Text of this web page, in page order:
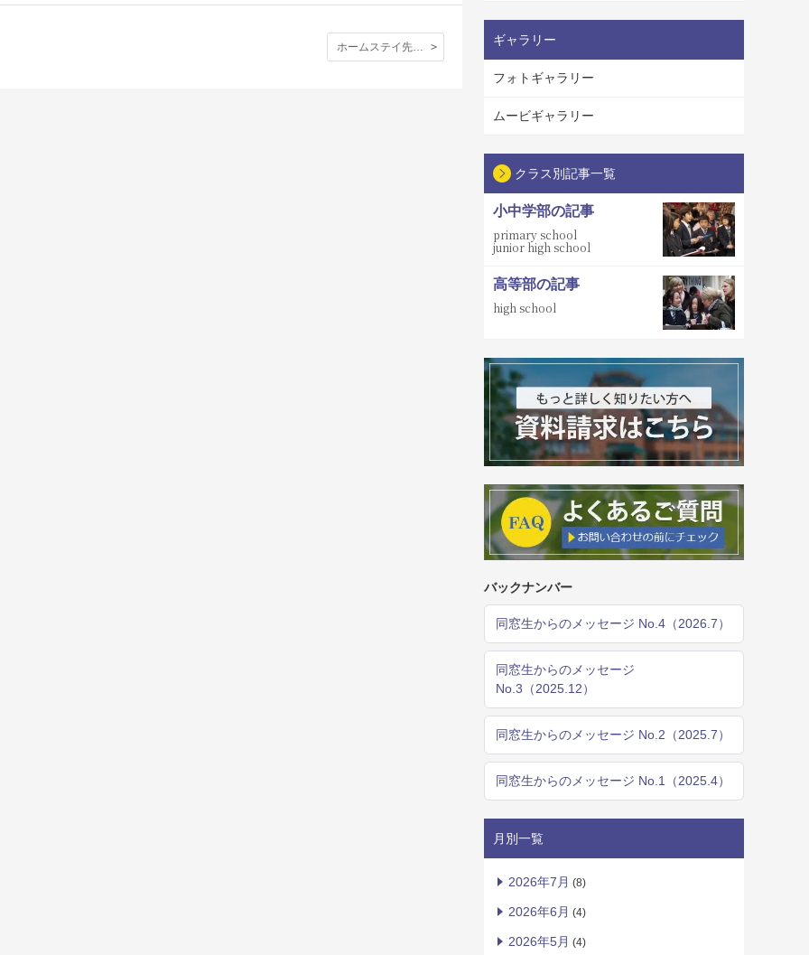
ホームステイ先から届いた手紙：”They are both so polite and well mannered and have fitted in really well with our small family….” ギャラリー
フォトギャラリー
ムービギャラリー
クラス別記事一覧
小中学部の記事
primary school
junior high school
高等部の記事
high school
バックナンバー
同窓生からのメッセージ No.4（2026.7）
同窓生からのメッセージ
No.3（2025.12）
同窓生からのメッセージ No.2（2025.7）
同窓生からのメッセージ No.1（2025.4）
月別一覧
2026年7月 (8)
2026年6月 (4)
2026年5月 (4)